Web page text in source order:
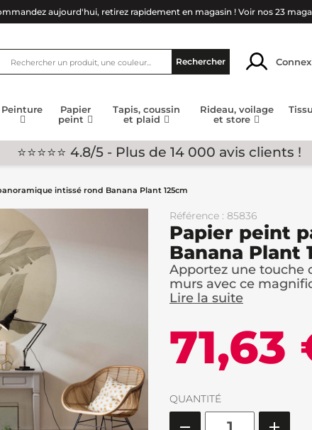
aujourd'hui, retirez rapidement en magasin ! Voir nos 23
Rechercher
Peinture
Papier
peint
Tapis, coussin
et plaid
Rideau, voilage
et store
⭐⭐⭐⭐⭐ 4.8/5 - Plus de 14 000 avis clients !
intissé rond Banana Plant 125cm
Référence : 85836
Papier peint
Banana Plant
Apportez une touche
murs avec ce
Lire la suite
71,63
QUANTITÉ